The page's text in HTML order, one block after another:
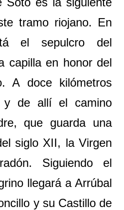
tramo riojano. En
el sepulcro del
capilla en honor del
A doce kilómetros
y de allí el camino
que guarda una
siglo XII, la Virgen
Siguiendo el
llegará a Arrúbal
y su Castillo de